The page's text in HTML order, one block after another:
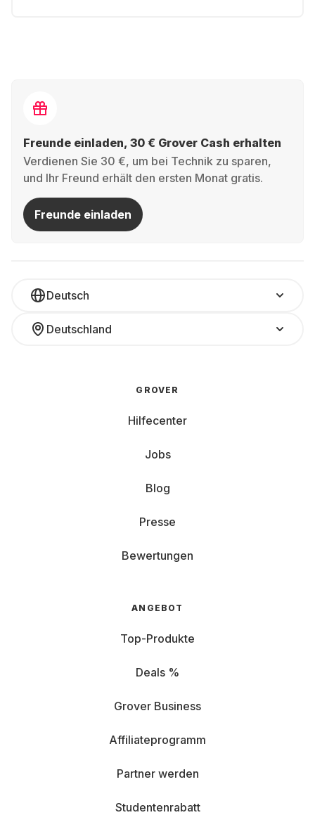
Freunde einladen, 30 € Grover Cash erhalten
Verdienen Sie 30 €, um bei Technik zu sparen,
und Ihr Freund erhält den ersten Monat gratis.
Freunde einladen
Deutsch
Deutschland
GROVER
Hilfecenter
Jobs
Blog
Presse
Bewertungen
ANGEBOT
Top-Produkte
Deals %
Grover Business
Affiliateprogramm
Partner werden
Studentenrabatt